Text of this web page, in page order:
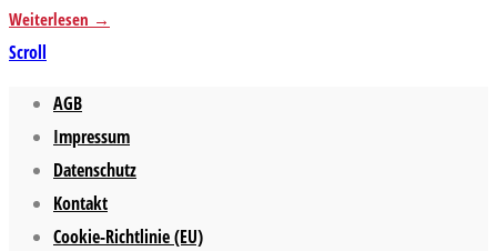
Weiterlesen
Scroll
AGB
Impressum
Datenschutz
Kontakt
Cookie-Richtlinie (EU)